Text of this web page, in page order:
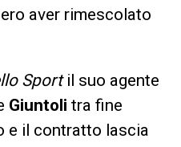
aver rimescolato
Sportil suo agente
Giuntoli tra fine
e il contratto lascia